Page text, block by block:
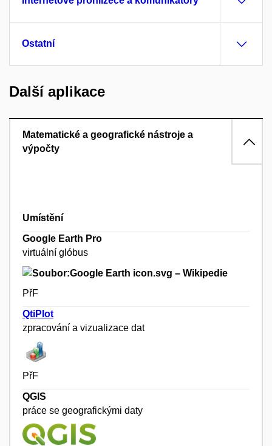
Ostatní
Další aplikace
Matematické a geografické nástroje a
výpočty
Umístění
Google Earth Pro
virtuální glóbus
PřF
QtiPlot
zpracování a vizualizace dat
PřF
QGIS
práce se geografickými daty